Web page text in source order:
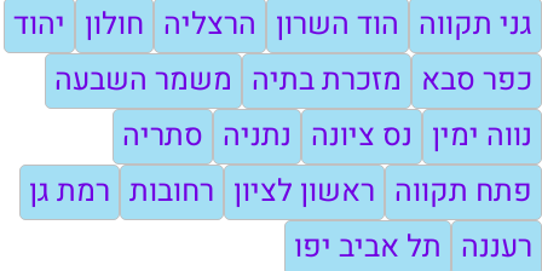
גני תקווה הוד השרון הרצליה חולון יהוד
כפר סבא מזכרת בתיה משמר השבעה
נווה ימין נס ציונה נתניה סתריה
פתח תקווה ראשון לציון רחובות רמת גן
רעננה תל אביב יפו